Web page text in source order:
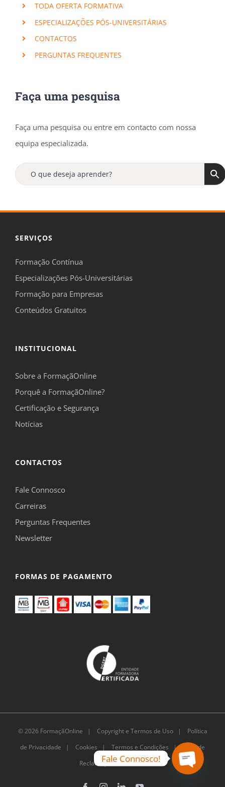
TODA OFERTA FORMATIVA
ESPECIALIZAÇÕES PÓS-UNIVERSITÁRIAS
CONTACTOS
PERGUNTAS FREQUENTES
Faça uma pesquisa
Faça uma pesquisa ou entre em contacto com nossa
equipa especializada.
SERVIÇOS
Formação Contínua
Especializações Pós-Universitárias
Formação para Empresas
Conteúdos Gratuitos
INSTITUCIONAL
Sobre a FormaçãOnline
Porquê a FormaçãOnline?
Certificação e Segurança
Notícias
CONTACTOS
Fale Connosco
Carreiras
Perguntas Frequentes
Newsletter
FORMAS DE PAGAMENTO
© 2026 FormaçãOnline | Copyright e Termos de Uso|
Política
de Privacidade | Cookies | Termos e Condições | Livro de
Reclamações Eletrónico
Fale Connosco!